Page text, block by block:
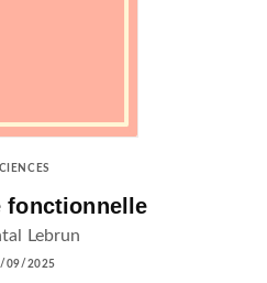
fonctionnelle
Lebrun
09/2025